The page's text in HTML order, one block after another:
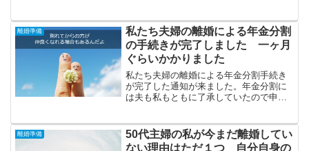
チラからご覧ください。✔60代一人暮ら
しの楽しみ方まとめ【...
離婚準備
私たち夫婦の離婚による年金分割
の手続きが完了しました 一ヶ月
ぐらいかかりました
私たち夫婦の離婚による年金分割手続き
が完了した通知が来ました。年金分割に
は夫も私もともに了承していたので申請
も多い中、夫に大変感謝しています。あ
りがとう。年金分割の手続...
離婚準備
50代主婦の私が今まだ離婚してい
ない理由はただ１つ 自分自身の